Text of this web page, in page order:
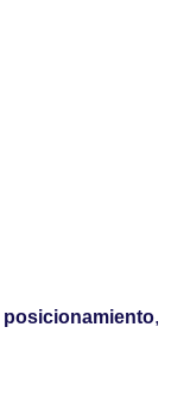
posicionamiento,